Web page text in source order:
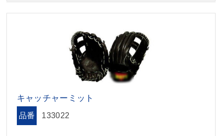
キャッチャーミット
品番 133022